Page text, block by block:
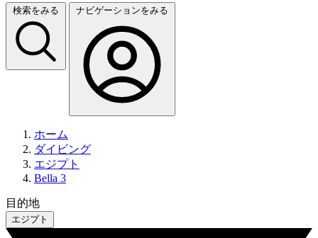
検索をみる ナビゲーションをみる
ホーム
ダイビング
エジプト
Bella 3
目的地
エジプト